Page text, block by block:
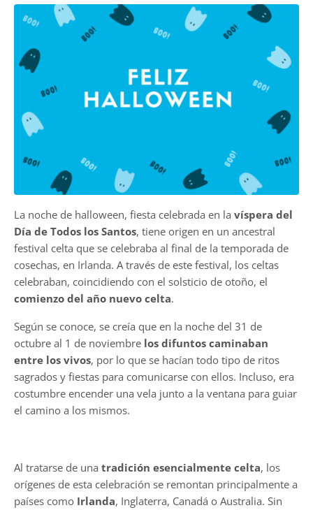
La noche de halloween, fiesta celebrada en la víspera del
Día de Todos los Santos, tiene origen en un ancestral
festival celta que se celebraba al final de la temporada de
cosechas, en Irlanda. A través de este festival, los celtas
celebraban, coincidiendo con el solsticio de otoño, el
comienzo del año nuevo celta.
Según se conoce, se creía que en la noche del 31 de
octubre al 1 de noviembre los difuntos caminaban
entre los vivos, por lo que se hacían todo tipo de ritos
sagrados y fiestas para comunicarse con ellos. Incluso, era
costumbre encender una vela junto a la ventana para guiar
el camino a los mismos.
Al tratarse de una tradición esencialmente celta, los
orígenes de esta celebración se remontan principalmente a
países como Irlanda, Inglaterra, Canadá o Australia. Sin